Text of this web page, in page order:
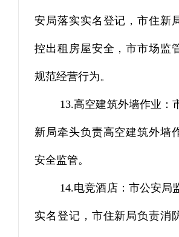
安局落实实名登记，市住新
控出租房屋安全，市市场监
规范经营行为。
13.高空建筑外墙作业：
新局牵头负责高空建筑外墙
安全监管。
14.电竞酒店：市公安局
实名登记，市住新局负责消